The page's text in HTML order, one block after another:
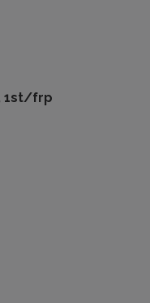
1st/frp